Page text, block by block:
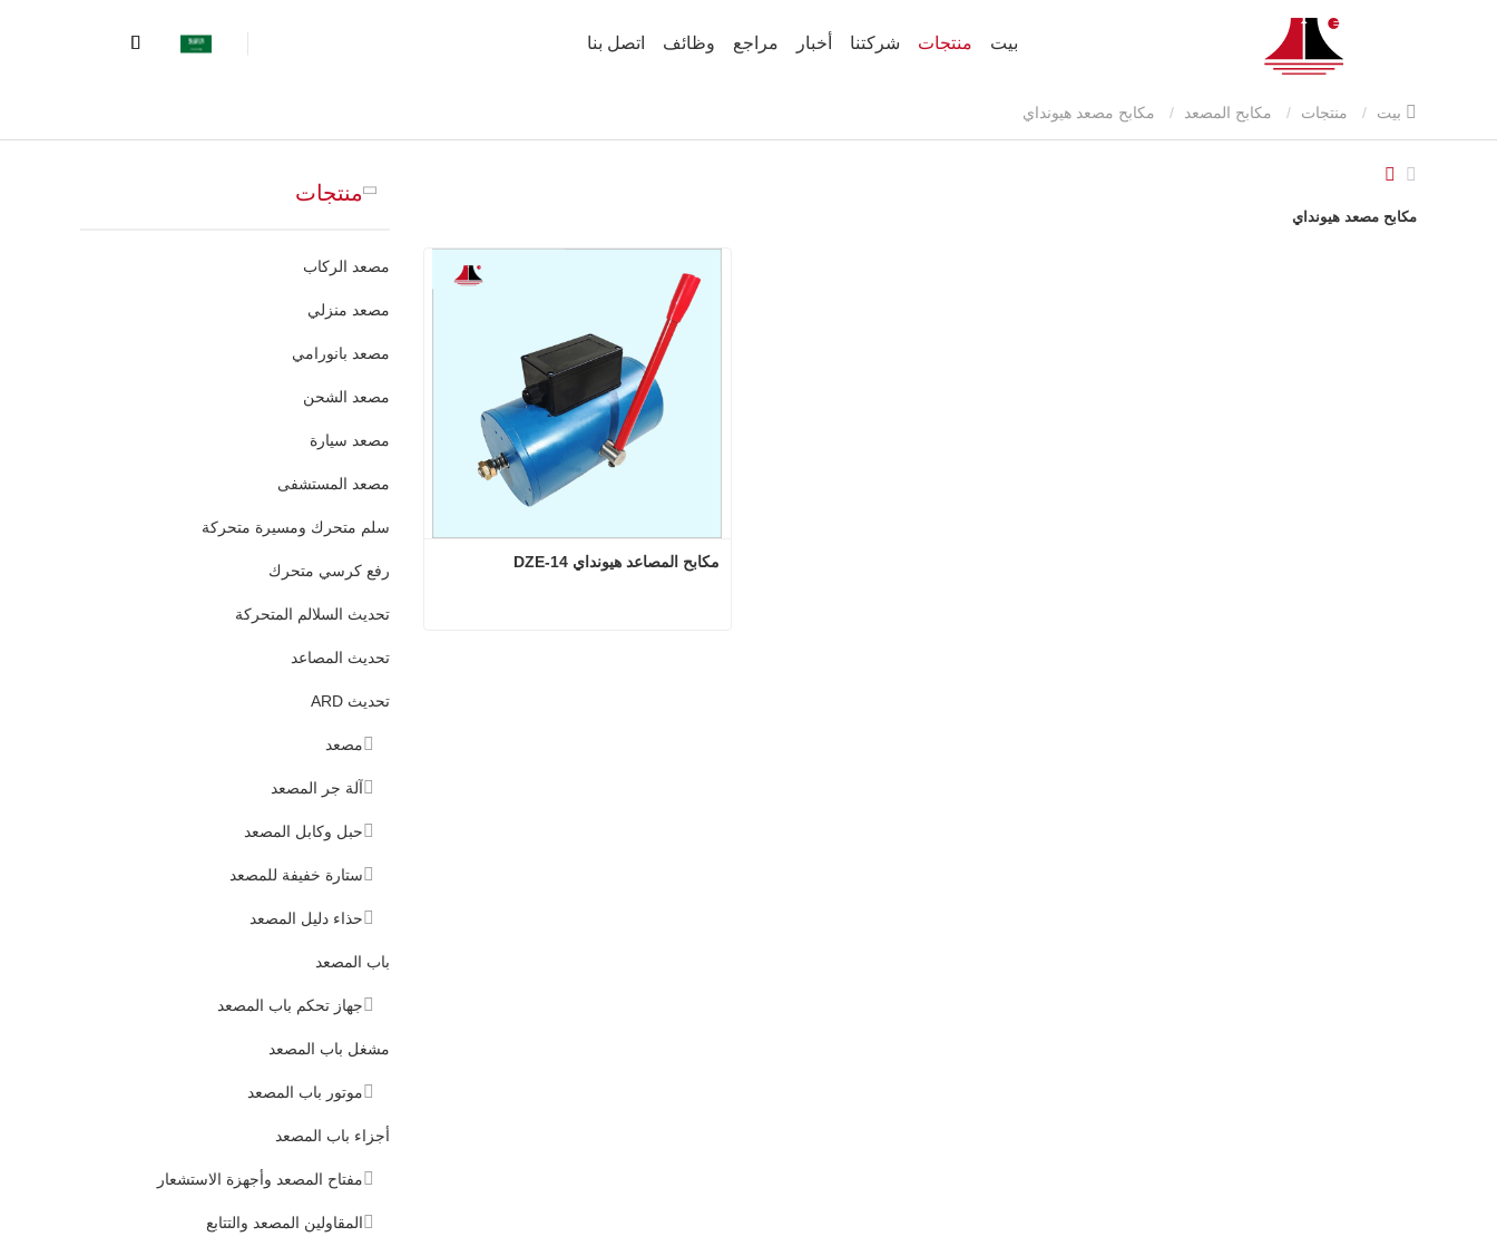
بيت منتجات شركتنا أخبار مراجع وظائف اتصل بنا
منتجات مكابح المصعد
منتجات
مصعد الركاب
مصعد منزلي
مصعد بانورامي
مصعد الشحن
مصعد سيارة
مصعد المستشفى
سلم متحرك ومسيرة متحركة
رفع كرسي متحرك
تحديث السلالم المتحركة
تحديث المصاعد
تحديث ARD
مصعد
آلة جر المصعد
حبل وكابل المصعد
ستارة خفيفة للمصعد
حذاء دليل المصعد
باب المصعد
جهاز تحكم باب المصعد
مشغل باب المصعد
موتور باب المصعد
أجزاء باب المصعد
مفتاح المصعد وأجهزة الاستشعار
المقاولين المصعد والتتابع
مكابح مصعد هيونداي
مكابح المصاعد هيونداي DZE-14